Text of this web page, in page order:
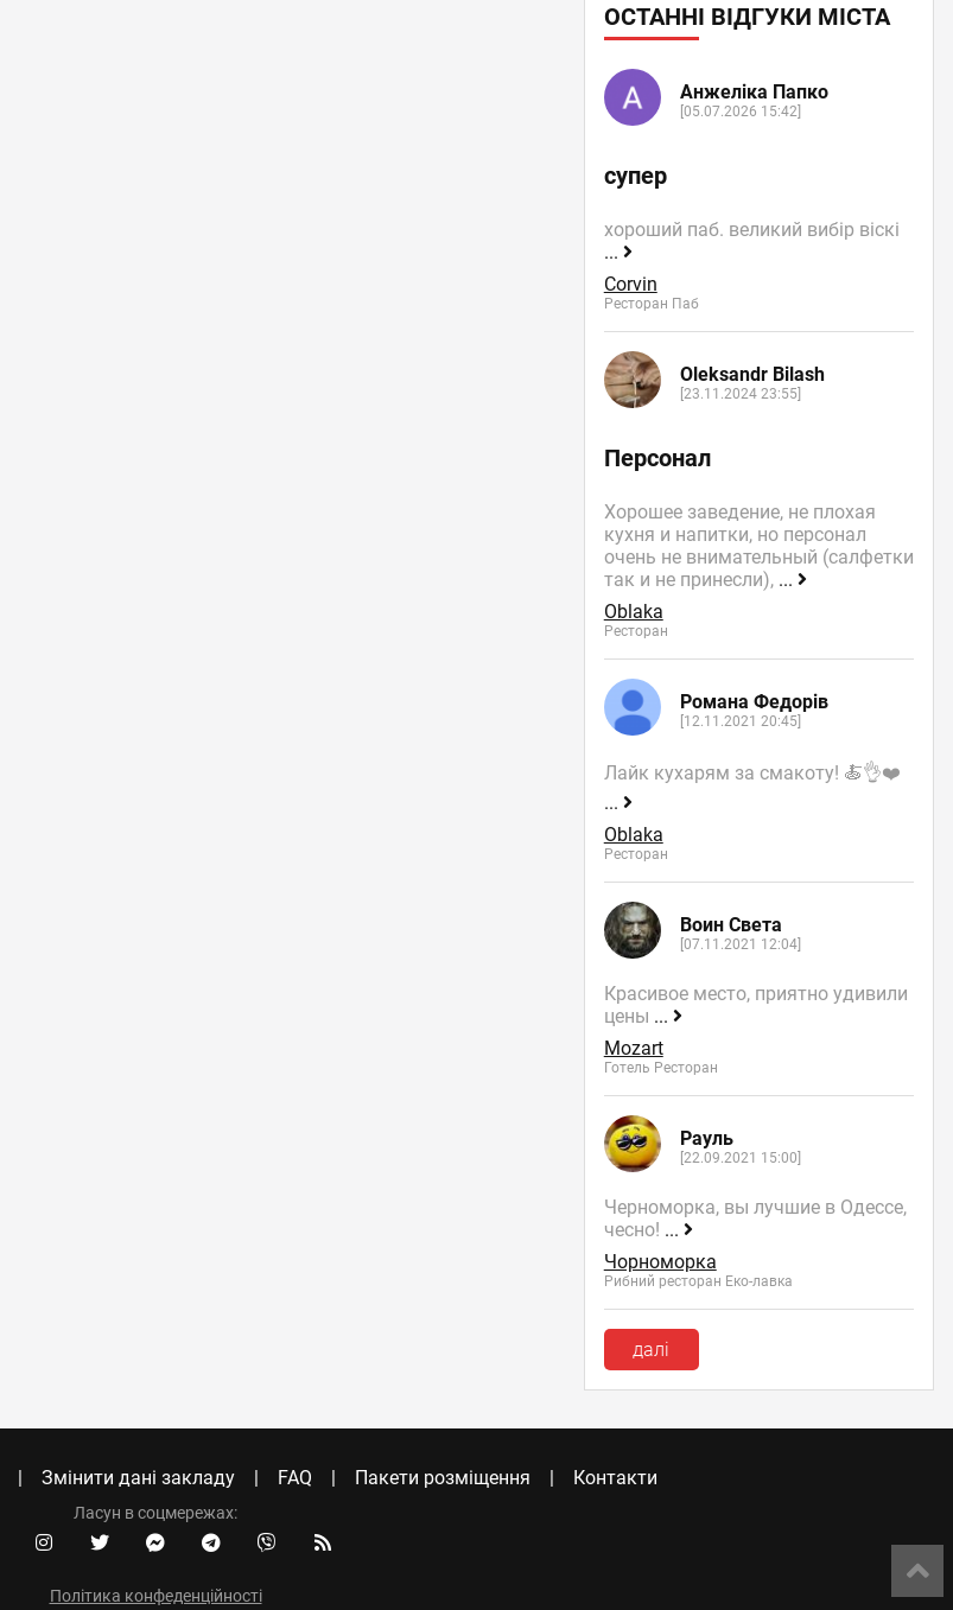
ОСТАННІ ВІДГУКИ МІСТА
Анжеліка Папко
[05.07.2026 15:42]
супер
хороший паб. великий вибір віскі
...
Corvin
Ресторан Паб
Oleksandr Bilash
[23.11.2024 23:55]
Персонал
Хорошее заведение, не плохая
кухня и напитки, но персонал
очень не внимательный (салфетки
так и не принесли), ...
Oblaka
Ресторан
Романа Федорів
[12.11.2021 20:45]
Лайк кухарям за смакоту! 🍝👌❤️
...
Oblaka
Ресторан
Воин Света
[07.11.2021 12:04]
Красивое место, приятно удивили
цены ...
Mozart
Готель Ресторан
Рауль
[22.09.2021 15:00]
Черноморка, вы лучшие в Одессе,
чесно! ...
Чорноморка
Рибний ресторан Еко-лавка
далі
Змінити дані закладу FAQ Пакети розміщення Контакти
Ласун в соцмережах:
Політика конфеденційності